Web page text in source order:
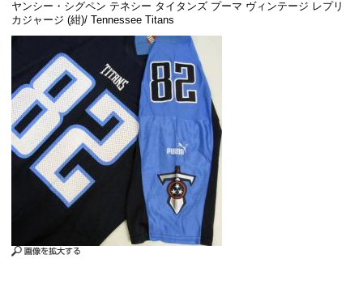
ヤンシー・シグペン テネシー タイタンズ プーマ ヴィンテージ レプリ
カジャージ (紺)/ Tennessee Titans